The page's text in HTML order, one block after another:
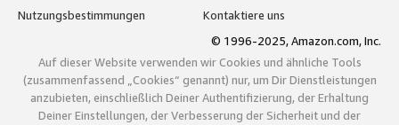
Nutzungsbestimmungen
Kontaktiere uns
© 1996-2025, Amazon.com, Inc.
Auf dieser Website verwenden wir Cookies und ähnliche Tools
(zusammenfassend „Cookies“ genannt) nur, um Dir Dienstleistungen
anzubieten, einschließlich Deiner Authentifizierung, der Erhaltung
Deiner Einstellungen, der Verbesserung der Sicherheit und der